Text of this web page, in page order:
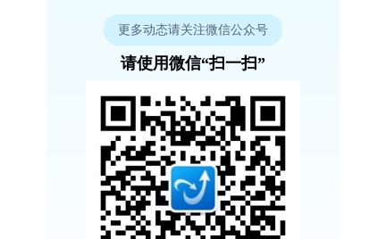
更多动态请关注微信公众号
请使用微信“扫一扫”